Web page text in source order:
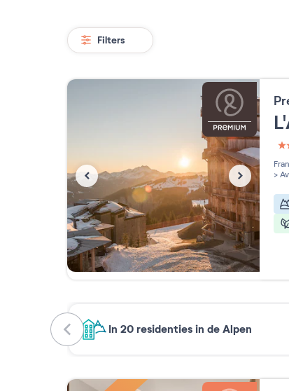
Filters
5
>
In 20 residenties in de Alpen